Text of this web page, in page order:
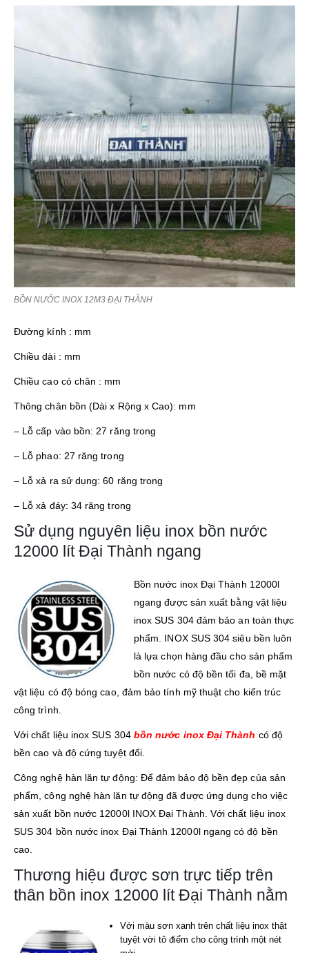
BỒN NƯỚC INOX 12M3 ĐẠI THÀNH
Đường kính : mm
Chiều dài : mm
Chiều cao có chân : mm
Thông chân bồn (Dài x Rộng x Cao): mm
– Lỗ cấp vào bồn: 27 răng trong
– Lỗ phao: 27 răng trong
– Lỗ xả ra sử dụng: 60 răng trong
– Lỗ xả đáy: 34 răng trong
Sử dụng nguyên liệu inox bồn nước
12000 lít Đại Thành ngang
Bồn nước inox Đại Thành 12000l
ngang được sản xuất bằng vật liệu
inox SUS 304 đảm bảo an toàn thực
phẩm. INOX SUS 304 siêu bền luôn
là lựa chọn hàng đầu cho sản phẩm
bồn nước có độ bền tối đa, bề mặt
vật liệu có độ bóng cao, đảm bảo tính mỹ thuật cho kiến trúc
công trình.
Với chất liệu inox SUS 304 bồn nước inox Đại Thành có độ
bền cao và độ cứng tuyệt đối.
Công nghệ hàn lăn tự động: Để đảm bảo độ bền đẹp của sản
phẩm, công nghệ hàn lăn tự động đã được ứng dụng cho việc
sản xuất bồn nước 12000l INOX Đại Thành. Với chất liệu inox
SUS 304 bồn nước inox Đại Thành 12000l ngang có độ bền
cao.
Thương hiệu được sơn trực tiếp trên
thân bồn inox 12000 lít Đại Thành nằm
Với màu sơn xanh trên chất liệu inox thật
tuyệt vời tô điểm cho công trình một nét